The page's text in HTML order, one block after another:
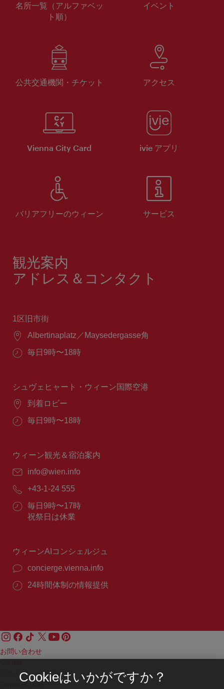
名所一覧（アルファベッ
ト順）
イベント
公共交通機関・チケット アクセス
Vienna City Card ivie アプリ
バリアフリーのウィーン サービス
観光案内
アドレス＆コンタクト
1区旧市街
場
Albertinaplatz／Maysedergasse角
営
間：
毎日9時〜18時
シュヴェヒャート・ウィーン国際空港
場
到着ロビー
営
間：
毎日9時〜18時
ウィーン観光＆宿泊案内
E
ー
ル：
info@wien.info
電
番
号：
+43-1-24 555
営
業
毎日9時〜17時
祝祭日は休業
ウィーンAIコンシェルジュ
concierge.vienna.info
24時間体制の情報提供
お問い合わせ
プライバシーポリシー
Cookieはいかがですか？